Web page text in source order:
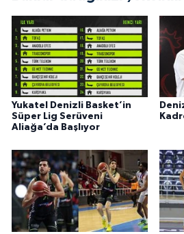
Yukatel Denizli Basket’in
Süper Lig Serüveni
Aliağa’da Başlıyor